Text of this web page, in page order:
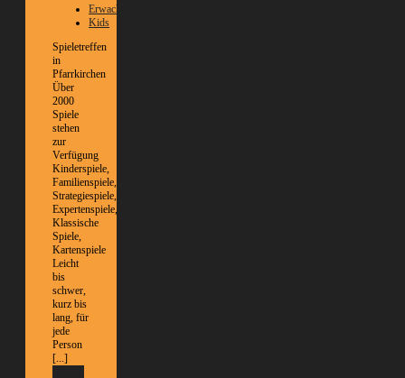
Erwachsene
Kids
Spieletreffen
in
Pfarrkirchen
Über
2000
Spiele
stehen
zur
Verfügung
Kinderspiele,
Familienspiele,
Strategiespiele,
Expertenspiele,
Klassische
Spiele,
Kartenspiele
Leicht
bis
schwer,
kurz bis
lang, für
jede
Person
[...]